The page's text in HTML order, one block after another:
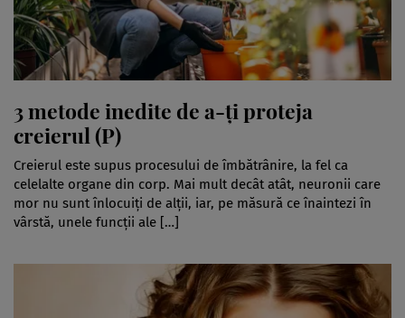
3 metode inedite de a-ți proteja
creierul (P)
Creierul este supus procesului de îmbătrânire, la fel ca
celelalte organe din corp. Mai mult decât atât, neuronii care
mor nu sunt înlocuiți de alții, iar, pe măsură ce înaintezi în
vârstă, unele funcții ale […]